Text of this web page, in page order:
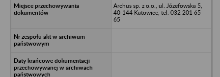
Archus sp. z o.o., ul. Józefowska 5,
40-144 Katowice, tel. 032 201 65
65